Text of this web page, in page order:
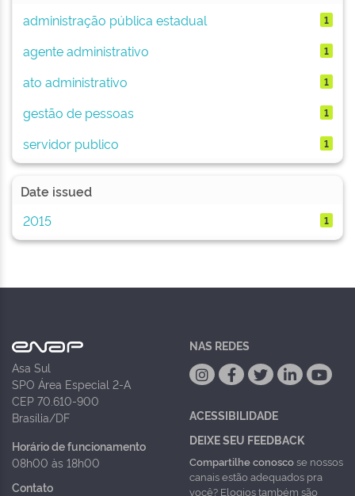
administração pública estadual
1
agente administrativo 1
ato administrativo 1
gestão de pessoas 1
servidor publico 1
Date issued
2015
1
Asa Sul
SPO Área Especial 2-A
CEP 70.610-900
Brasília/DF
Horário de funcionamento
08h00 às 18h00
Contato
NAS REDES
ACESSIBILIDADE
DEIXE SEU FEEDBACK
Compartilhe conoscose nossos
canais estão adequados pra
você? Elogios também são